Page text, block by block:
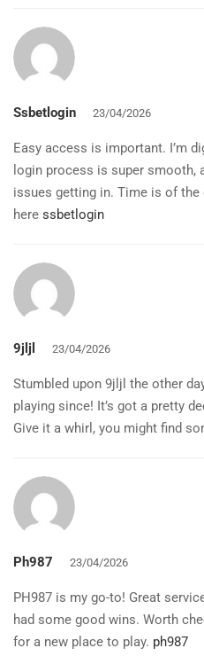
Ssbetlogin 23/04/2026
Easy access is important. I’m
login process is super smooth,
issues getting in. Time is of
here ssbetlogin
9jljl 23/04/2026
Stumbled upon 9jljl the other
playing since! It’s got a pretty
Give it a whirl, you might find
Ph987 23/04/2026
PH987 is my go-to! Great
had some good wins. Worth
for a new place to play. ph987